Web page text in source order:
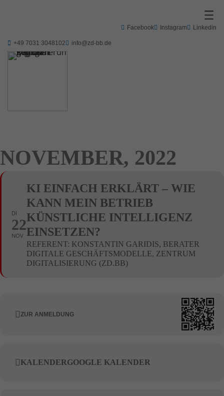
Facebook Instagram Linkedin
+49 7031 3048102 info@zd-bb.de
NOVEMBER, 2022
DI
22
NOV
KI EINFACH ERKLÄRT – WIE
KANN MEIN BETRIEB
KÜNSTLICHE INTELLIGENZ
EINSETZEN?
REFERENT: KONSTANTIN GARIDIS, BERATER
DIGITALE GESCHÄFTSMODELLE, ZENTRUM
DIGITALISIERUNG (ZD.BB)
ZUR ANMELDUNG
KALENDERGOOGLE KALENDER